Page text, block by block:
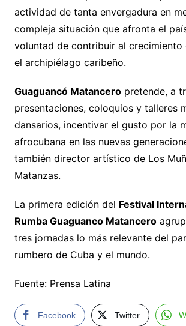
actividad de tanta envergadura en
compleja situación que afronta el
voluntad de contribuir al crecimiento
el archipiélago caribeño.
Guaguancó Matanceropretende, a
presentaciones, coloquios y talleres
dansarios, incentivar el gusto por la
afrocubana en las nuevas
también director artístico de Los
Matanzas.
La primera edición del Festival
Rumba Guaguanco Matancero
tres jornadas lo más relevante del
rumbero de Cuba y el mundo.
Fuente: Prensa Latina
Facebook Twitter